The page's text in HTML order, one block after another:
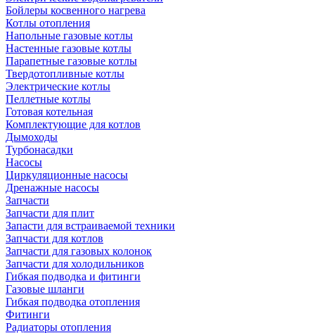
Бойлеры косвенного нагрева
Котлы отопления
Напольные газовые котлы
Настенные газовые котлы
Парапетные газовые котлы
Твердотопливные котлы
Электрические котлы
Пеллетные котлы
Готовая котельная
Комплектующие для котлов
Дымоходы
Турбонасадки
Насосы
Циркуляционные насосы
Дренажные насосы
Запчасти
Запчасти для плит
Запасти для встраиваемой техники
Запчасти для котлов
Запчасти для газовых колонок
Запчасти для холодильников
Гибкая подводка и фитинги
Газовые шланги
Гибкая подводка отопления
Фитинги
Радиаторы отопления